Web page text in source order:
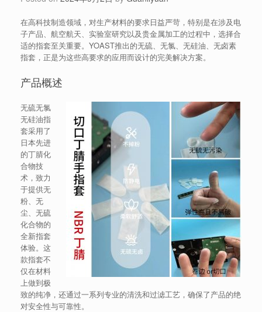
在高科技制造领域，对生产材料的要求日益严苛，特别是在涉及电
子产品、航空航天、实验室研究以及贵金属加工的过程中，选择合
适的指套至关重要。YOAST推出的无硫、无氯、无硅油、无卤素
指套，正是为这些高要求的应用而设计的完美解决方案。
产品概述
无硫无氯
无硅油指
套采用了
日本先进
的丁腈化
合物技
术，致力
于提供无
粉、无
尘、无硫
化合物的
全新指套
体验。这
款指套不
仅在材料
上做到极
致的纯净，还通过一系列专业的清洗和过滤工艺，确保了产品的绝
对安全性与可靠性。